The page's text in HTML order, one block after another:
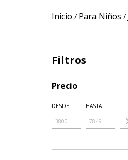
Inicio / Para Niños /
Filtros
Precio
DESDE HASTA